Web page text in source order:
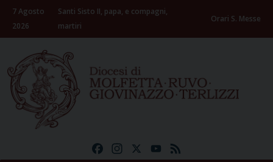
Skip
content
7 Agosto
2026
Santi Sisto II, papa, e compagni,
martiri
Orari S. Messe
FacebookInstagramYouTube